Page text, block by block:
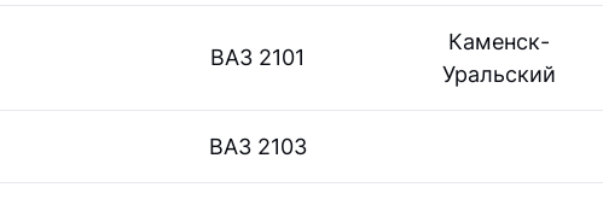
ВАЗ 2101
Каменск-
Уральский
ВАЗ 2103